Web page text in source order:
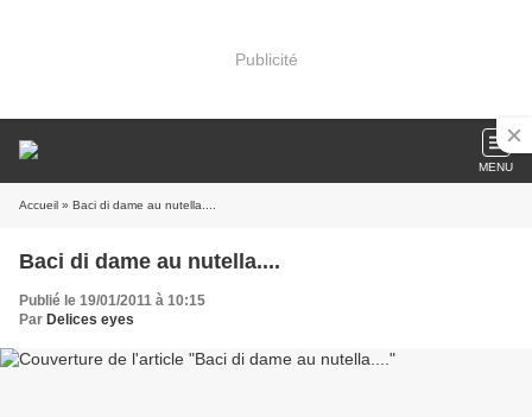
Publicité
MENU
Accueil » Baci di dame au nutella....
Baci di dame au nutella....
Publié le 19/01/2011 à 10:15
Par Delices eyes